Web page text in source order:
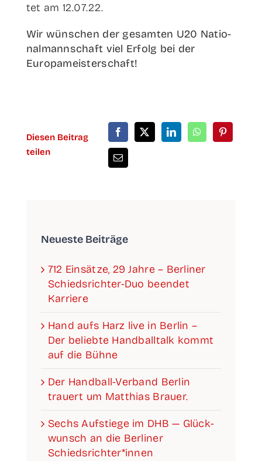
tet am 12.07.22.
Wir wün­schen der gesam­ten U20 Natio­
nal­mann­schaft viel Erfolg bei der
Europameisterschaft!
Die­sen Bei­trag
teilen
Neu­es­te Beiträge
712 Ein­sät­ze, 29 Jah­re – Ber­li­ner
Schieds­­­rich­­­ter-Duo been­det
Karriere
Hand aufs Harz live in Ber­lin –
Der belieb­te Hand­ball­talk kommt
auf die Bühne
Der Han­­d­­­ball-Ver­­­­­band Ber­lin
trau­ert um Mat­thi­as Brauer.
Sechs Auf­stie­ge im DHB — Glück­
wunsch an die Ber­li­ner
Schiedsrichter*innen